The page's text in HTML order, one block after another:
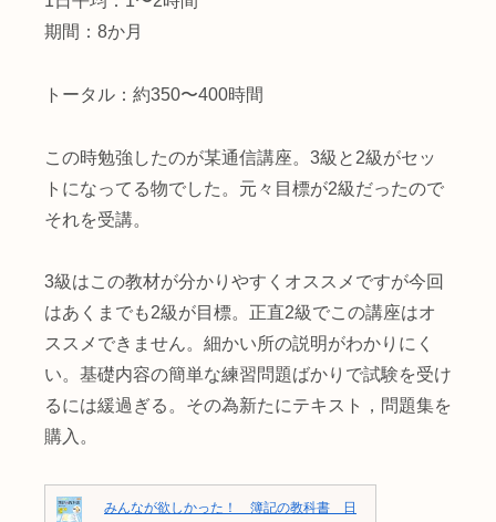
期間：8か月
トータル：約350〜400時間
この時勉強したのが某通信講座。3級と2級がセッ
トになってる物でした。元々目標が2級だったので
それを受講。
3級はこの教材が分かりやすくオススメですが今回
はあくまでも2級が目標。正直2級でこの講座はオ
ススメできません。細かい所の説明がわかりにく
い。基礎内容の簡単な練習問題ばかりで試験を受け
るには緩過ぎる。その為新たにテキスト，問題集を
購入。
みんなが欲しかった！ 簿記の教科書 日